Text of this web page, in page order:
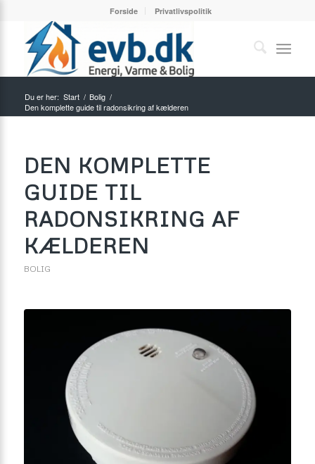
Forside Privatlivspolitik
Du er her: Start / Bolig /
Den komplette guide til radonsikring af kælderen
DEN KOMPLETTE
GUIDE TIL
RADONSIKRING AF
KÆLDEREN
BOLIG